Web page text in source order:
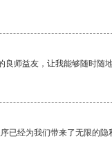
良师益友，让我能够随时随
已经为我们带来了无限的隐